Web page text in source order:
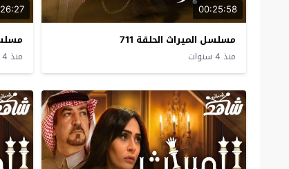
00:25:58
مسلسل الميراث الحلقة 711
منذ 4 سنوات منذ 4 سنوات